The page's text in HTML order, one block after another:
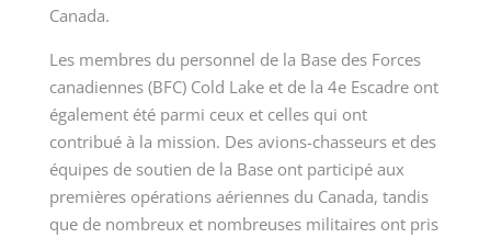
Canada.
Les membres du personnel de la Base des Forces
canadiennes (BFC) Cold Lake et de la 4eEscadre ont
également été parmi ceux et celles qui ont
contribué à la mission. Des avions-chasseurs et des
équipes de soutien de la Base ont participé aux
premières opérations aériennes du Canada, tandis
que de nombreux et nombreuses militaires ont pris